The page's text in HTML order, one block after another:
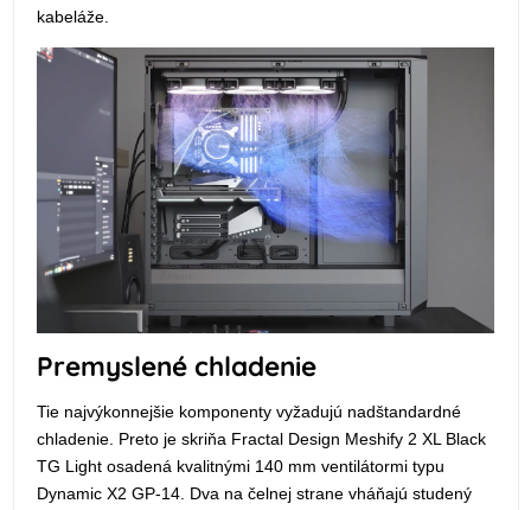
kabeláže.
Premyslené chladenie
Tie najvýkonnejšie komponenty vyžadujú nadštandardné
chladenie. Preto je skriňa Fractal Design Meshify 2 XL Black
TG Light osadená kvalitnými 140 mm ventilátormi typu
Dynamic X2 GP-14. Dva na čelnej strane vháňajú studený